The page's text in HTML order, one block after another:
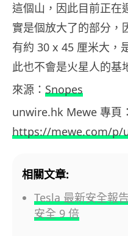
這個山，因此目前正在
實是個放大了的部分，
有約 30 x 45 厘米大，
此也不會是火星人的基
來源： Snopes
unwire.hk Mewe 專頁：
https://mewe.com/p/
相關文章:
Tesla 最新安全報
安全 9 倍